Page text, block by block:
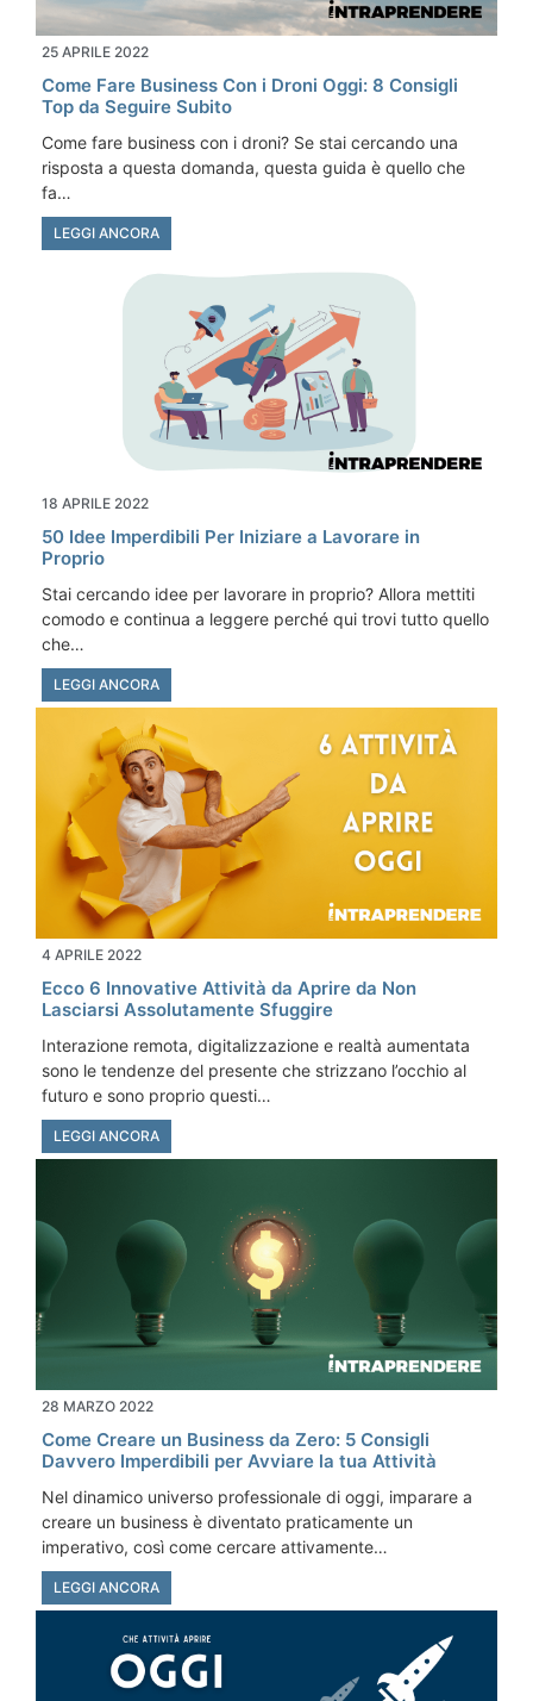
25 APRILE 2022
Come Fare Business Con i Droni Oggi: 8 Consigli
Top da Seguire Subito
Come fare business con i droni? Se stai cercando una
risposta a questa domanda, questa guida è quello che
fa…
LEGGI ANCORA
18 APRILE 2022
50 Idee Imperdibili Per Iniziare a Lavorare in
Proprio
Stai cercando idee per lavorare in proprio? Allora mettiti
comodo e continua a leggere perché qui trovi tutto quello
che…
LEGGI ANCORA
4 APRILE 2022
Ecco 6 Innovative Attività da Aprire da Non
Lasciarsi Assolutamente Sfuggire
Interazione remota, digitalizzazione e realtà aumentata
sono le tendenze del presente che strizzano l’occhio al
futuro e sono proprio questi…
LEGGI ANCORA
28 MARZO 2022
Come Creare un Business da Zero: 5 Consigli
Davvero Imperdibili per Avviare la tua Attività
Nel dinamico universo professionale di oggi, imparare a
creare un business è diventato praticamente un
imperativo, così come cercare attivamente…
LEGGI ANCORA